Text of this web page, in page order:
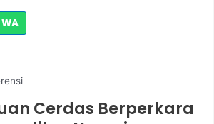
Cerdas Berperkara